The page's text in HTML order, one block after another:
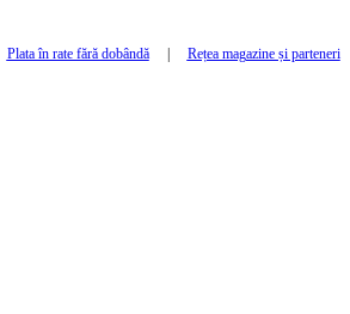
Plata în rate fără dobândă| Rețea magazine și parteneri